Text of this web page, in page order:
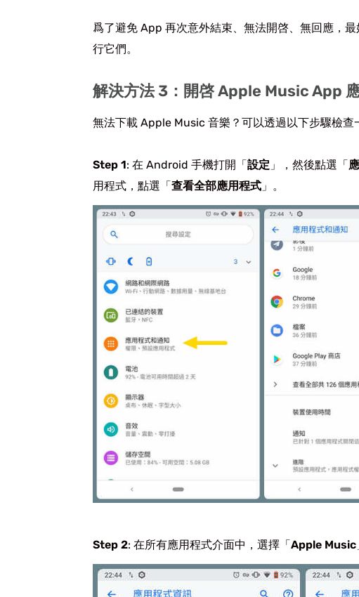
爲了避免 App 再次意外結束、無法開啓、無回應，
行它們。
解決方法 3：開啓 Apple Music App
無法下載 Apple Music 音樂？可以透過以下步驟檢查
Step 1: 在 Android 手機打開「設定 」，然後點選「
用程式，點選「查看全部應用程式 」。
Step 2: 在所有應用程式介面中，選擇「Apple Music